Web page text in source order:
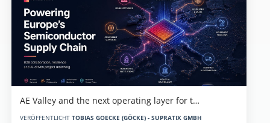
AE Valley and the next operating layer for t…
VERÖFFENTLICHT TOBIAS GOECKE (GÖCKE) - SUPRATIX GMBH